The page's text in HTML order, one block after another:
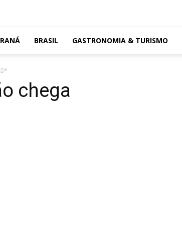
BRASIL GASTRONOMIA & TURISMO
chega